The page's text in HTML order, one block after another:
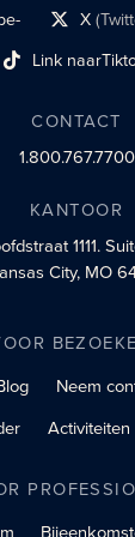
X
sociaal
Link naar
sociaalprofiel
CONTACT
1.800.767.7700
KANTOOR
1111.
City, MO
Neem
Activiteiten